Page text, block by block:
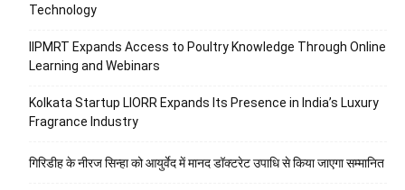
Technology
IIPMRT Expands Access to Poultry Knowledge Through Online
Learning and Webinars
Kolkata Startup LIORR Expands Its Presence in India’s Luxury
Fragrance Industry
गिरिडीह के नीरज सिन्हा को आयुर्वेद में मानद डॉक्टरेट उपाधि से किया जाएगा सम्मानित